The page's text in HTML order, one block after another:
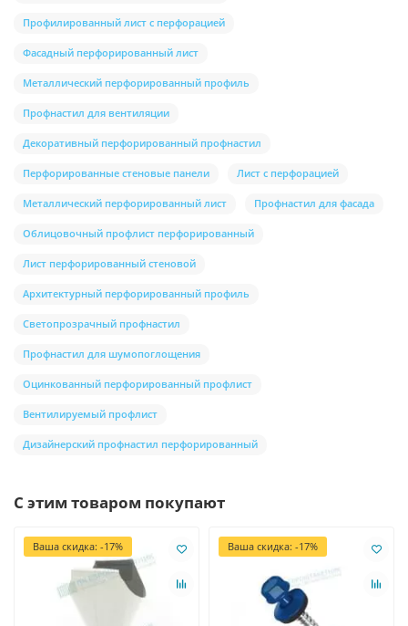
Профилированный лист с перфорацией
Фасадный перфорированный лист
Металлический перфорированный профиль
Профнастил для вентиляции
Декоративный перфорированный профнастил
Перфорированные стеновые панели Лист с перфорацией
Металлический перфорированный лист Профнастил для фасада
Облицовочный профлист перфорированный
Лист перфорированный стеновой
Архитектурный перфорированный профиль
Светопрозрачный профнастил
Профнастил для шумопоглощения
Оцинкованный перфорированный профлист
Вентилируемый профлист
Дизайнерский профнастил перфорированный
С этим товаром покупают
Ваша скидка: -17% Ваша скидка: -17%